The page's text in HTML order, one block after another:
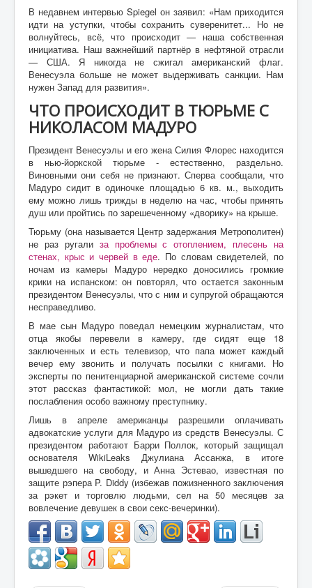
В недавнем интервью Spiegel он заявил: «Нам приходится
идти на уступки, чтобы сохранить суверенитет... Но не
волнуйтесь, всё, что происходит — наша собственная
инициатива. Наш важнейший партнёр в нефтяной отрасли
— США. Я никогда не сжигал американский флаг.
Венесуэла больше не может выдерживать санкции. Нам
нужен Запад для развития».
ЧТО ПРОИСХОДИТ В ТЮРЬМЕ С
НИКОЛАСОМ МАДУРО
Президент Венесуэлы и его жена Силия Флорес находится
в нью-йоркской тюрьме - естественно, раздельно.
Виновными они себя не признают. Сперва сообщали, что
Мадуро сидит в одиночке площадью 6 кв. м., выходить
ему можно лишь трижды в неделю на час, чтобы принять
душ или пройтись по зарешеченному «дворику» на крыше.
Тюрьму (она называется Центр задержания Метрополитен)
не раз ругали за проблемы с отоплением, плесень на
стенах, крыс и червей в еде. По словам свидетелей, по
ночам из камеры Мадуро нередко доносились громкие
крики на испанском: он повторял, что остается законным
президентом Венесуэлы, что с ним и супругой обращаются
несправедливо.
В мае сын Мадуро поведал немецким журналистам, что
отца якобы перевели в камеру, где сидят еще 18
заключенных и есть телевизор, что папа может каждый
вечер ему звонить и получать посылки с книгами. Но
эксперты по пенитенциарной американской системе сочли
этот рассказ фантастикой: мол, не могли дать такие
послабления особо важному преступнику.
Лишь в апреле американцы разрешили оплачивать
адвокатские услуги для Мадуро из средств Венесуэлы. С
президентом работают Барри Поллок, который защищал
основателя WikiLeaks Джулиана Ассанжа, в итоге
вышедшего на свободу, и Анна Эстевао, известная по
защите рэпера P. Diddy (избежав пожизненного заключения
за рэкет и торговлю людьми, сел на 50 месяцев за
вовлечение девушек в свои секс-вечеринки).